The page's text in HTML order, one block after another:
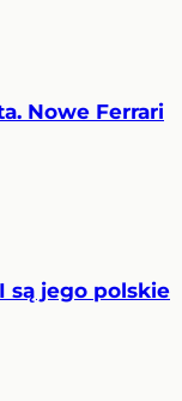
Nowe Ferrari
są jego polskie